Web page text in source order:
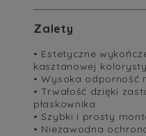
Zalety
• Estetyczne
kasztanowej
• Wysoka odporność
• Trwałość dzięki
płaskownika
• Szybki i prosty
• Niezawodna